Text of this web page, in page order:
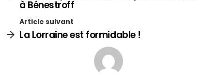
à Bénestroff
Article suivant
La Lorraine est formidable !